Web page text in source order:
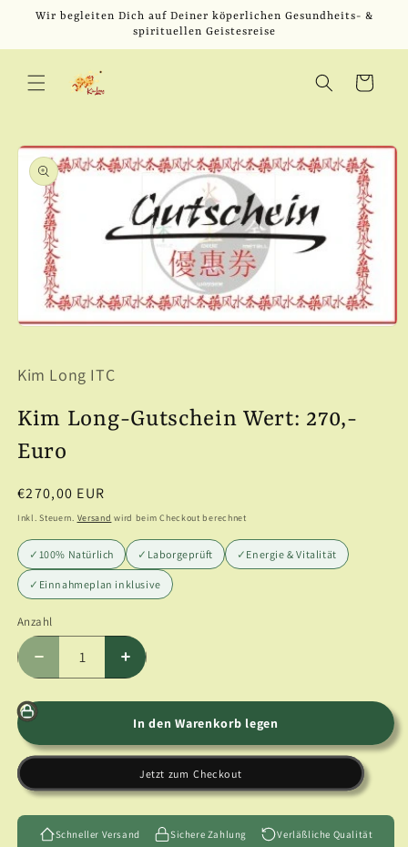
zum
Wir begleiten Dich auf Deiner köperlichen Gesundheits- &
spirituellen Geistesreise
Warenkorb
Modal
Kim Long ITC
Kim Long-Gutschein Wert: 270,-
Euro
Normaler
Preis
€270,00 EUR
Inkl. Steuern. Versand wird beim Checkout berechnet
✓ 100% Natürlich ✓ Laborgeprüft ✓ Energie & Vitalität
✓ Einnahmeplan inklusive
Anzahl
Anzahl
Verringere
die
Menge
Kim
Long-
Wert:
270,-
Euro
Erhöhe
die
Menge
für
Kim
Long-
Gutschein
Wert:
270,-
Euro
In den Warenkorb legen
Jetzt zum Checkout
Schneller Versand Sichere Zahlung Verläßliche Qualität